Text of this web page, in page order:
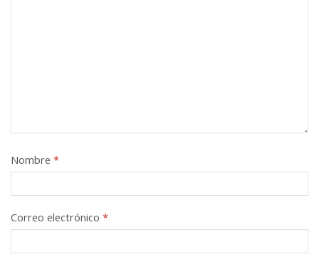
Nombre *
Correo electrónico *